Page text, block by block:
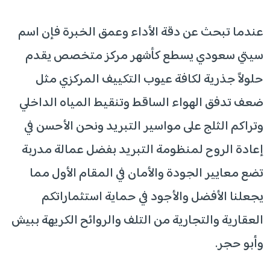
عندما تبحث عن دقة الأداء وعمق الخبرة فإن اسم
سيتي سعودي يسطع كأشهر مركز متخصص يقدم
حلولاً جذرية لكافة عيوب التكييف المركزي مثل
ضعف تدفق الهواء الساقط وتنقيط المياه الداخلي
وتراكم الثلج على مواسير التبريد ونحن الأحسن في
إعادة الروح لمنظومة التبريد بفضل عمالة مدربة
تضع معايير الجودة والأمان في المقام الأول مما
يجعلنا الأفضل والأجود في حماية استثماراتكم
العقارية والتجارية من التلف والروائح الكريهة ببيش
وأبو حجر.